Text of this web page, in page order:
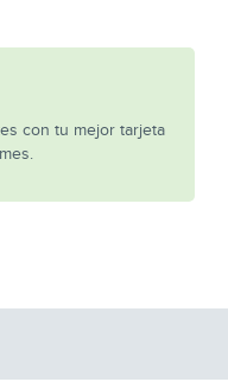
con tu mejor tarjeta